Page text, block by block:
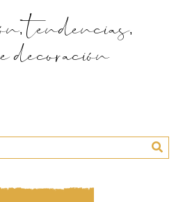
tendencias,